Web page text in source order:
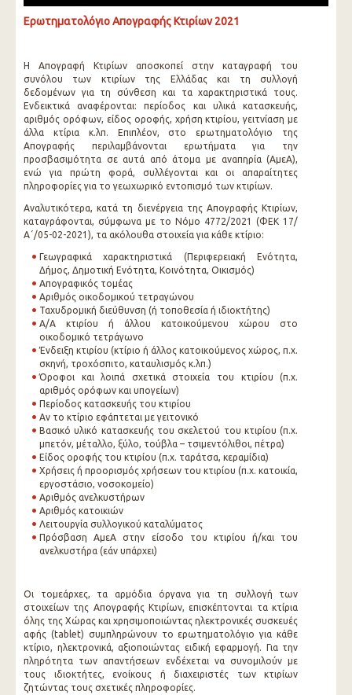
Ερωτηματολόγιο Απογραφής Κτιρίων 2021
Η Απογραφή Κτιρίων αποσκοπεί στην καταγραφή του
συνόλου των κτιρίων της Ελλάδας και τη συλλογή
δεδομένων για τη σύνθεση και τα χαρακτηριστικά τους.
Ενδεικτικά αναφέρονται: περίοδος και υλικά κατασκευής,
αριθμός ορόφων, είδος οροφής, χρήση κτιρίου, γειτνίαση με
άλλα κτίρια κ.λπ. Επιπλέον, στο ερωτηματολόγιο της
Απογραφής περιλαμβάνονται ερωτήματα για την
προσβασιμότητα σε αυτά από άτομα με αναπηρία (ΑμεΑ),
ενώ για πρώτη φορά, συλλέγονται και οι απαραίτητες
πληροφορίες για το γεωχωρικό εντοπισμό των κτιρίων.
Αναλυτικότερα, κατά τη διενέργεια της Απογραφής Κτιρίων,
καταγράφονται, σύμφωνα με το Νόμο 4772/2021 (ΦΕΚ 17/
Α΄/05-02-2021), τα ακόλουθα στοιχεία για κάθε κτίριο:
Γεωγραφικά χαρακτηριστικά (Περιφερειακή Ενότητα,
Δήμος, Δημοτική Ενότητα, Κοινότητα, Οικισμός)
Απογραφικός τομέας
Αριθμός οικοδομικού τετραγώνου
Ταχυδρομική διεύθυνση (ή τοποθεσία ή ιδιοκτήτης)
Α/Α κτιρίου ή άλλου κατοικούμενου χώρου στο
οικοδομικό τετράγωνο
Ένδειξη κτιρίου (κτίριο ή άλλος κατοικούμενος χώρος, π.χ.
σκηνή, τροχόσπιτο, καταυλισμός κ.λπ.)
Όροφοι και λοιπά σχετικά στοιχεία του κτιρίου (π.χ.
αριθμός ορόφων και υπογείων)
Περίοδος κατασκευής του κτιρίου
Αν το κτίριο εφάπτεται με γειτονικό
Βασικό υλικό κατασκευής του σκελετού του κτιρίου (π.χ.
μπετόν, μέταλλο, ξύλο, τούβλα – τσιμεντόλιθοι, πέτρα)
Είδος οροφής του κτιρίου (π.χ. ταράτσα, κεραμίδια)
Χρήσεις ή προορισμός χρήσεων του κτιρίου (π.χ. κατοικία,
εργοστάσιο, νοσοκομείο)
Αριθμός ανελκυστήρων
Αριθμός κατοικιών
Λειτουργία συλλογικού καταλύματος
Πρόσβαση ΑμεΑ στην είσοδο του κτιρίου ή/και του
ανελκυστήρα (εάν υπάρχει)
Οι τομεάρχες, τα αρμόδια όργανα για τη συλλογή των
στοιχείων της Απογραφής Κτιρίων, επισκέπτονται τα κτίρια
όλης της Χώρας και χρησιμοποιώντας ηλεκτρονικές συσκευές
αφής (tablet) συμπληρώνουν το ερωτηματολόγιο για κάθε
κτίριο, ηλεκτρονικά, αξιοποιώντας ειδική εφαρμογή. Για την
πληρότητα των απαντήσεων ενδέχεται να συνομιλούν με
τους ιδιοκτήτες, ενοίκους ή διαχειριστές των κτιρίων
ζητώντας τους σχετικές πληροφορίες.